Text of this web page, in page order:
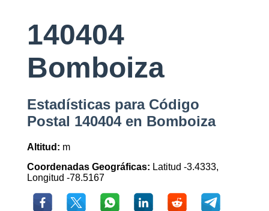
140404
Bomboiza
Estadísticas para Código
Postal 140404 en Bomboiza
Altitud: m
Coordenadas Geográficas: Latitud -3.4333,
Longitud -78.5167